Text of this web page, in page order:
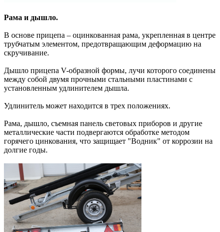
Рама и дышло.
В основе прицепа – оцинкованная рама, укрепленная в центре
трубчатым элементом, предотвращающим деформацию на
скручивание.
Дышло прицепа V-образной формы, лучи которого соединены
между собой двумя прочными стальными пластинами с
установленным удлинителем дышла.
Удлинитель может находится в трех положениях.
Рама, дышло, съемная панель световых приборов и другие
металлические части подвергаются обработке методом
горячего цинкования, что защищает "Водник" от коррозии на
долгие годы.